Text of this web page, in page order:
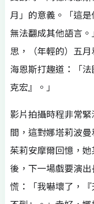
月」的意義。「這
無法翻成其他語言
思，（年輕的）五
海恩斯打趣道：「
克宏』。」
影片拍攝時程非常
間，這對娜塔莉波
茱莉安摩爾回憶，
後，下一場戲要演
慌：「我嚇壞了，